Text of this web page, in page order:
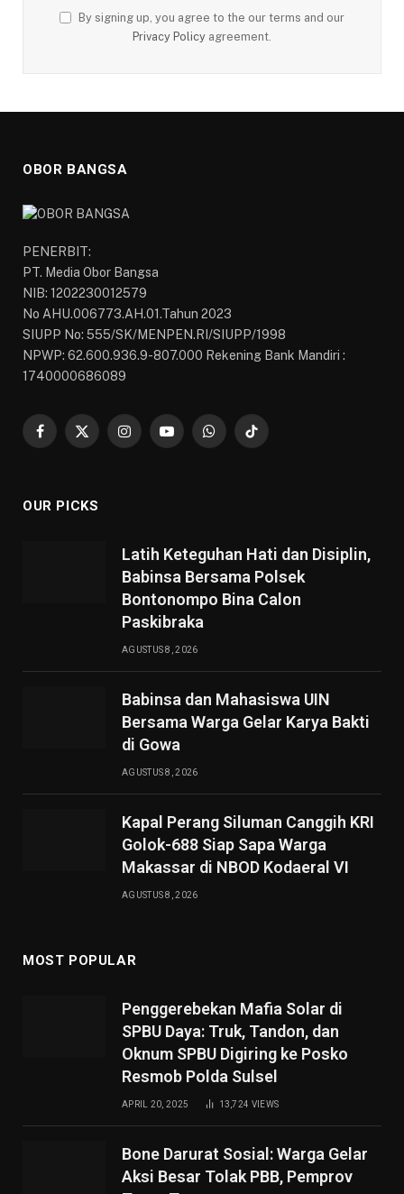
By signing up, you agree to the our terms and our
Privacy Policy agreement.
OBOR BANGSA
PENERBIT:
PT. Media Obor Bangsa
NIB: 1202230012579
No AHU.006773.AH.01.Tahun 2023
SIUPP No: 555/SK/MENPEN.RI/SIUPP/1998
NPWP: 62.600.936.9-807.000 Rekening Bank Mandiri :
1740000686089
Facebook
X
InstagramYouTubeWhatsAppTikTok
OUR PICKS
Latih Keteguhan Hati dan Disiplin,
Babinsa Bersama Polsek
Bontonompo Bina Calon
Paskibraka
AGUSTUS 8, 2026
Babinsa dan Mahasiswa UIN
Bersama Warga Gelar Karya Bakti
di Gowa
AGUSTUS 8, 2026
Kapal Perang Siluman Canggih KRI
Golok-688 Siap Sapa Warga
Makassar di NBOD Kodaeral VI
AGUSTUS 8, 2026
MOST POPULAR
Penggerebekan Mafia Solar di
SPBU Daya: Truk, Tandon, dan
Oknum SPBU Digiring ke Posko
Resmob Polda Sulsel
APRIL 20, 2025 13,724 VIEWS
Bone Darurat Sosial: Warga Gelar
Aksi Besar Tolak PBB, Pemprov